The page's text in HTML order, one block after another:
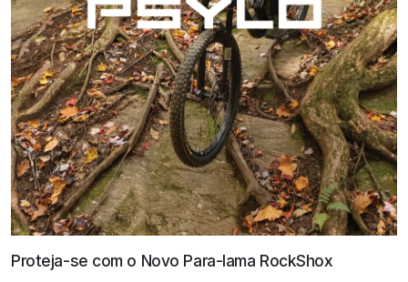
Proteja-se com o Novo Para-lama RockShox